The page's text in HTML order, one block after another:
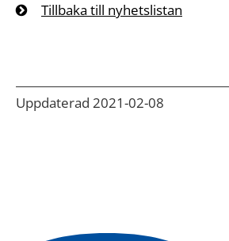
Tillbaka till nyhetslistan
Uppdaterad 2021-02-08